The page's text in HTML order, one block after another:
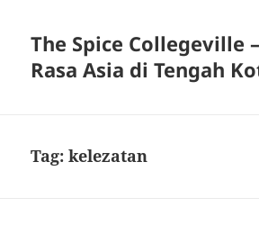
The Spice Collegeville
Rasa Asia di Tengah
Tag:kelezatan